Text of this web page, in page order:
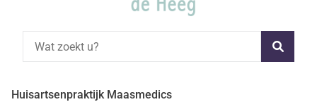
Huisartsenpraktijk Maasmedics